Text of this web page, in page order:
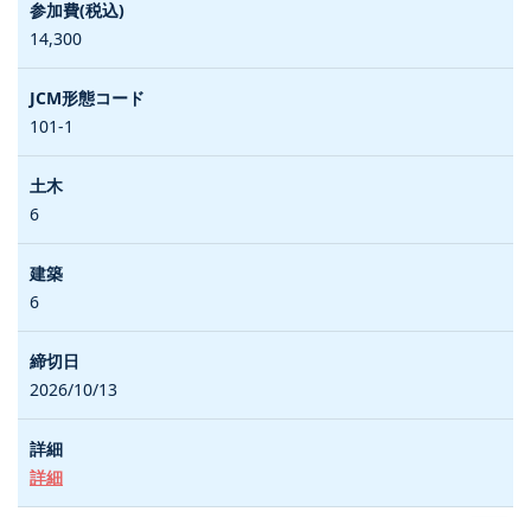
14,300
101-1
6
6
2026/10/13
詳細